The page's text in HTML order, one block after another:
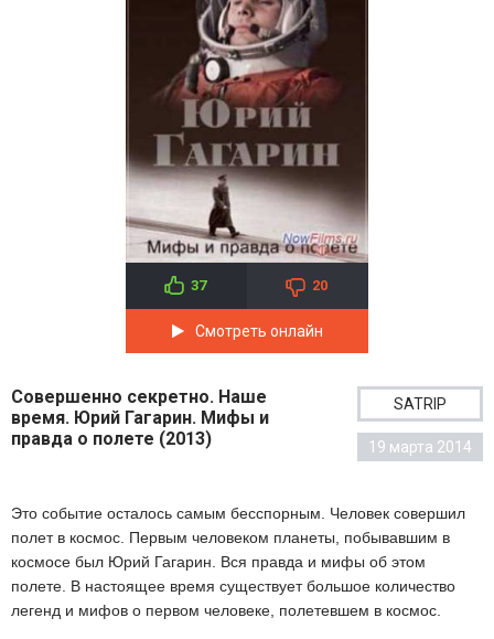
37 20
Смотреть онлайн
Совершенно секретно. Наше
время. Юрий Гагарин. Мифы и
правда о полете (2013)
SATRIP
19 марта 2014
Это событие осталось самым бесспорным. Человек совершил
полет в космос. Первым человеком планеты, побывавшим в
космосе был Юрий Гагарин. Вся правда и мифы об этом
полете. В настоящее время существует большое количество
легенд и мифов о первом человеке, полетевшем в космос.